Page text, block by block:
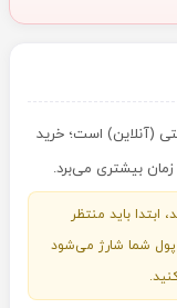
(آنلاین) است؛ خرید
زمان بیشتری می‌برد.
ابتدا باید منتظر
پول شما شارژ می‌شود